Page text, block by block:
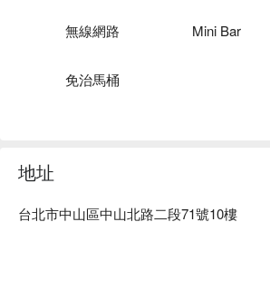
無線網路 Mini Bar
免治馬桶
地址
台北市中山區中山北路二段71號10樓